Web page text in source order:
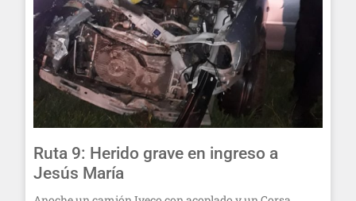
Ruta 9: Herido grave en ingreso a
Jesús María